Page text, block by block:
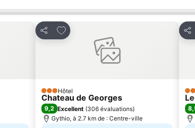
Partager
Ajouter à mes favoris
3 Étoiles
Hôtel
Chateau de Georges
9,2 Excellent (306 évaluations)
Gythio, à 2.7 km de : Centre-ville
2